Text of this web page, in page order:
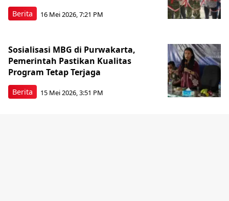
Berita 16 Mei 2026, 7:21 PM
Berita
Sosialisasi MBG di Purwakarta,
Pemerintah Pastikan Kualitas
Program Tetap Terjaga
15 Mei 2026, 3:51 PM